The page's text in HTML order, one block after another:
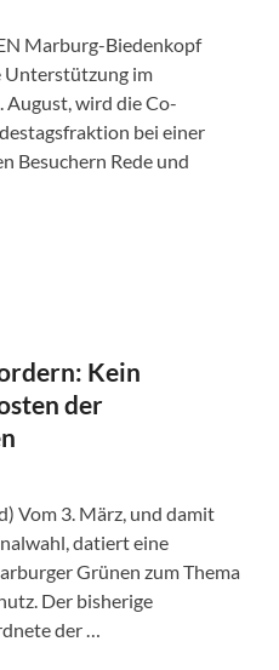
Marburg-Biedenkopf
Unterstützung im
wird die Co-
bei einer
Besuchern Rede und
Kein
der
Vom 3. März, und damit
datiert eine
Grünen zum Thema
Der bisherige
der …